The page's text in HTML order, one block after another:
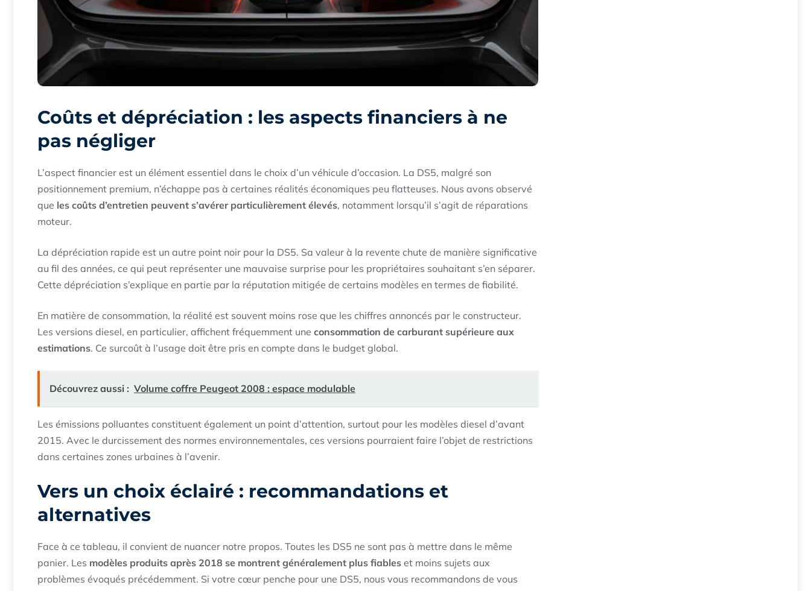
Coûts et dépréciation : les aspects financiers à ne
pas négliger
L’aspect financier est un élément essentiel dans le choix d’un véhicule d’occasion. La DS5, malgré son
positionnement premium, n’échappe pas à certaines réalités économiques peu flatteuses. Nous avons observé
que les coûts d’entretien peuvent s’avérer particulièrement élevés, notamment lorsqu’il s’agit de réparations
moteur.
La dépréciation rapide est un autre point noir pour la DS5. Sa valeur à la revente chute de manière significative
au fil des années, ce qui peut représenter une mauvaise surprise pour les propriétaires souhaitant s’en séparer.
Cette dépréciation s’explique en partie par la réputation mitigée de certains modèles en termes de fiabilité.
En matière de consommation, la réalité est souvent moins rose que les chiffres annoncés par le constructeur.
Les versions diesel, en particulier, affichent fréquemment une consommation de carburant supérieure aux
estimations. Ce surcoût à l’usage doit être pris en compte dans le budget global.
Découvrez aussi : Volume coffre Peugeot 2008 : espace modulable
Les émissions polluantes constituent également un point d’attention, surtout pour les modèles diesel d’avant
2015. Avec le durcissement des normes environnementales, ces versions pourraient faire l’objet de restrictions
dans certaines zones urbaines à l’avenir.
Vers un choix éclairé : recommandations et
alternatives
Face à ce tableau, il convient de nuancer notre propos. Toutes les DS5 ne sont pas à mettre dans le même
panier. Les modèles produits après 2018 se montrent généralement plus fiables et moins sujets aux
problèmes évoqués précédemment. Si votre cœur penche pour une DS5, nous vous recommandons de vous